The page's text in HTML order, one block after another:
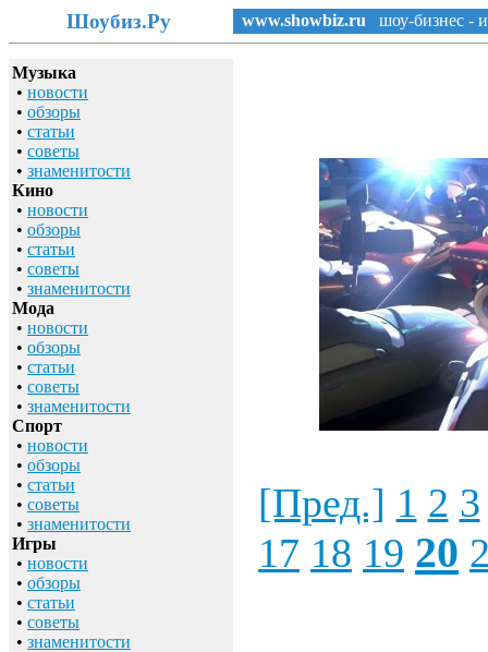
Шоубиз.Ру www.showbiz.ru шоу-бизнес -
Музыка
• новости
• обзоры
• статьи
• советы
• знаменитости
Кино
• новости
• обзоры
• статьи
• советы
• знаменитости
Мода
• новости
• обзоры
• статьи
• советы
• знаменитости
Спорт
• новости
• обзоры
• статьи
• советы
• знаменитости
Игры
• новости
• обзоры
• статьи
• советы
• знаменитости
[Пред.] 1 2 3
17 18 19 20